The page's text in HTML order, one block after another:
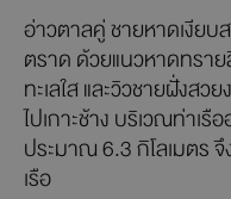
อ่าวตาลคู่ ชายหาดเงียบ
ตราด ด้วยแนวหาดทรา
ทะเลใส และวิวชายฝั่งส
ไปเกาะช้าง บริเวณท่าเ
ประมาณ 6.3 กิโลเมตร
เรือ